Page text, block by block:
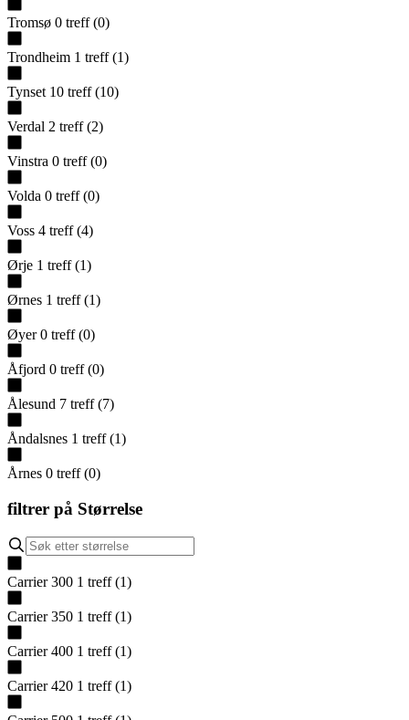
Tromsø 0 treff (0)
Trondheim 1 treff (1)
Tynset 10 treff (10)
Verdal 2 treff (2)
Vinstra 0 treff (0)
Volda 0 treff (0)
Voss 4 treff (4)
Ørje 1 treff (1)
Ørnes 1 treff (1)
Øyer 0 treff (0)
Åfjord 0 treff (0)
Ålesund 7 treff (7)
Åndalsnes 1 treff (1)
Årnes 0 treff (0)
filtrer på Størrelse
Carrier 300 1 treff (1)
Carrier 350 1 treff (1)
Carrier 400 1 treff (1)
Carrier 420 1 treff (1)